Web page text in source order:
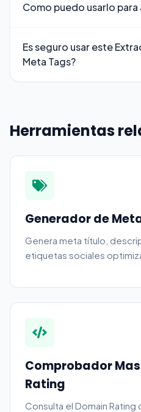
Como puedo usarlo para
Es seguro usar este
Meta Tags?
Herramientas
Generador de
Genera meta título,
etiquetas sociales
Comprobador
Rating
Consulta el Domain Rating